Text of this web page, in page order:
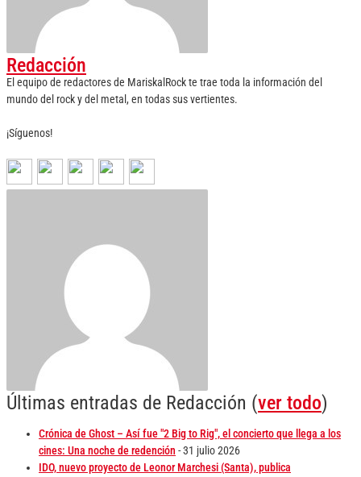
Redacción
El equipo de redactores de MariskalRock te trae toda la información del
mundo del rock y del metal, en todas sus vertientes.
¡Síguenos!
Últimas entradas de Redacción (ver todo)
Crónica de Ghost – Así fue "2 Big to Rig", el concierto que llega a los
cines: Una noche de redención - 31 julio 2026
IDO, nuevo proyecto de Leonor Marchesi (Santa), publica